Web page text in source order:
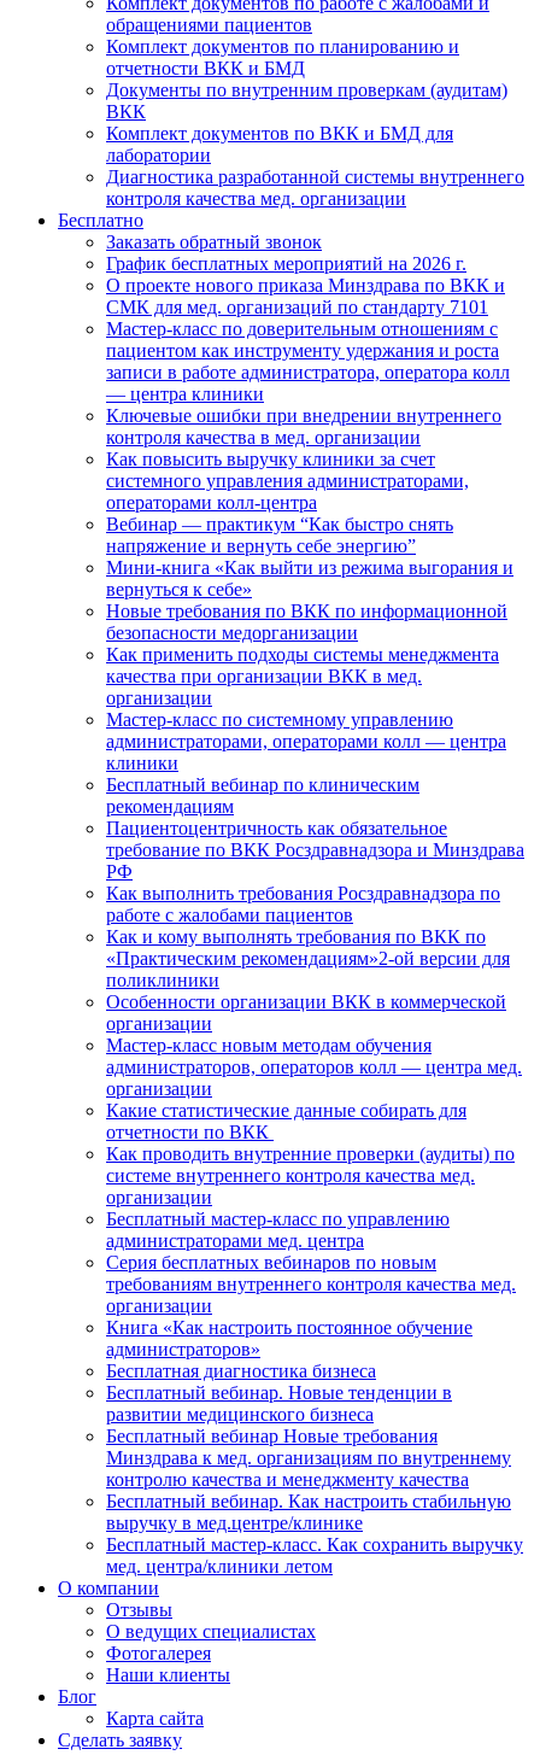
обращениями пациентов
Комплект документов по планированию и
отчетности ВКК и БМД
Документы по внутренним проверкам (аудитам)
ВКК
Комплект документов по ВКК и БМД для
лаборатории
Диагностика разработанной системы внутреннего
контроля качества мед. организации
Бесплатно
Заказать обратный звонок
График бесплатных мероприятий на 2026 г.
О проекте нового приказа Минздрава по ВКК и
СМК для мед. организаций по стандарту 7101
Мастер-класс по доверительным отношениям с
пациентом как инструменту удержания и роста
записи в работе администратора, оператора колл
— центра клиники
Ключевые ошибки при внедрении внутреннего
контроля качества в мед. организации
Как повысить выручку клиники за счет
системного управления администраторами,
операторами колл-центра
Вебинар — практикум “Как быстро снять
напряжение и вернуть себе энергию”
Мини-книга «Как выйти из режима выгорания и
вернуться к себе»
Новые требования по ВКК по информационной
безопасности медорганизации
Как применить подходы системы менеджмента
качества при организации ВКК в мед.
организации
Мастер-класс по системному управлению
администраторами, операторами колл — центра
клиники
Бесплатный вебинар по клиническим
рекомендациям
Пациентоцентричность как обязательное
требование по ВКК Росздравнадзора и Минздрава
РФ
Как выполнить требования Росздравнадзора по
работе с жалобами пациентов
Как и кому выполнять требования по ВКК по
«Практическим рекомендациям»2-ой версии для
поликлиники
Особенности организации ВКК в коммерческой
организации
Мастер-класс новым методам обучения
администраторов, операторов колл — центра мед.
организации
Какие статистические данные собирать для
отчетности по ВКК
Как проводить внутренние проверки (аудиты) по
системе внутреннего контроля качества мед.
организации
Бесплатный мастер-класс по управлению
администраторами мед. центра
Серия бесплатных вебинаров по новым
требованиям внутреннего контроля качества мед.
организации
Книга «Как настроить постоянное обучение
администраторов»
Бесплатная диагностика бизнеса
Бесплатный вебинар. Новые тенденции в
развитии медицинского бизнеса
Бесплатный вебинар Новые требования
Минздрава к мед. организациям по внутреннему
контролю качества и менеджменту качества
Бесплатный вебинар. Как настроить стабильную
выручку в мед.центре/клинике
Бесплатный мастер-класс. Как сохранить выручку
мед. центра/клиники летом
О компании
Отзывы
О ведущих специалистах
Фотогалерея
Наши клиенты
Блог
Карта сайта
Сделать заявку